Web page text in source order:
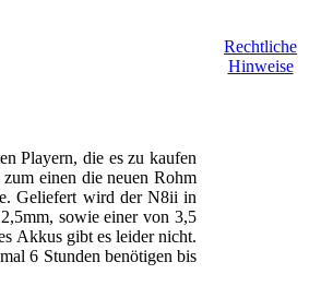
Playern, die es zu kaufen
einen die neuen Rohm
Geliefert wird der N8ii in
sowie einer von 3,5
Akkus gibt es leider nicht.
6 Stunden benötigen bis
Rechtliche
Hinweise